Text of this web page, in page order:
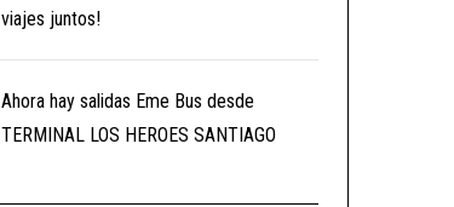
viajes juntos!
Ahora hay salidas Eme Bus desde
TERMINAL LOS HEROES SANTIAGO